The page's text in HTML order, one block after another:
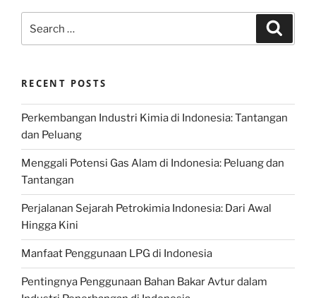
for:
RECENT POSTS
Perkembangan Industri Kimia di Indonesia: Tantangan
dan Peluang
Menggali Potensi Gas Alam di Indonesia: Peluang dan
Tantangan
Perjalanan Sejarah Petrokimia Indonesia: Dari Awal
Hingga Kini
Manfaat Penggunaan LPG di Indonesia
Pentingnya Penggunaan Bahan Bakar Avtur dalam